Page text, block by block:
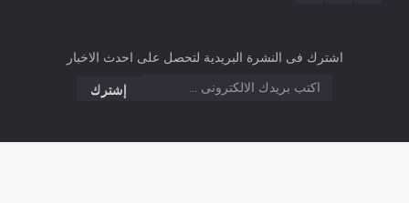
اشترك فى النشرة البريدية لتحصل على احدث الاخبار